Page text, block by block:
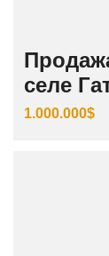
селе
1.000.000$